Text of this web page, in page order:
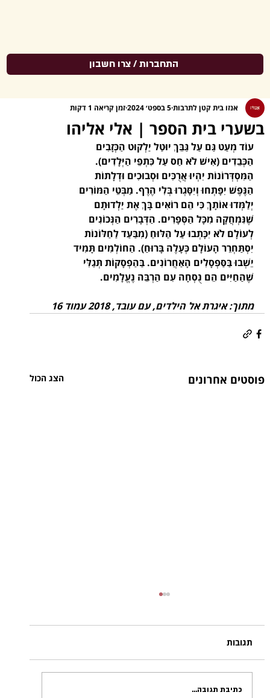
התחברות / צרו חשבון
בשערי בית הספר | אלי אליהו
אנזו בית קטן לתרבות5 בספט׳ 2024 זמן קריאה 1 דקות
עוֹד מְעַט גַּם עַל גַּבֵּךְ יוּטַל יַלְקוּט הַכְּזָבִים
הַכְּבֵדִים (אִישׁ לֹא חַס עַל כִּתְפֵי הַיְּלָדִים).
הַמִּסְדְּרוֹנוֹת יִהְיוּ אֲרֻכִּים וּסְבוּכִים וּדְלָתוֹת
הַנֶּפֶשׁ יִפָּתְחוּ וְיִסָּגְרוּ בְּלִי הֶרֶף. מַבְּטֵי הַמּוֹרִים
יְלַמְּדוּ אוֹתָךְ כִּי הֵם רוֹאִים בָּךְ אֶת יַלְדוּתָם
שֶׁנִּמְחֲקָה מִכָּל הַסְּפָרִים. הַדְּבָרִים הַנְּכוֹנִים
לְעוֹלָם לֹא יִכָּתְבוּ עַל הַלּוּחַ (מִבַּעַד לַחַלּוֹנוֹת
יִסְתַּחְרֵר הָעוֹלָם כְּעָלֶה בָּרוּחַ). הַחוֹלְמִים תָּמִיד
יֵשְׁבוּ בַּסַּפְסָלִים הָאַחֲרוֹנִים. בַּהַפְסָקוֹת תְּגַלִּי
שֶׁהַחַיִּים הֵם נֻסְחָה עִם הַרְבֵּה נֶעֱלָמִים.
מתוך: איגרת אל הילדים, עם עובד, 2018 עמוד 16
פוסטים אחרונים הצג הכול
* בְּקַרְקָעִית כָּל סַל כְּבִיסָה טְמוּנָה אִמָּא טוֹבָה דַּיָּהּ
מתוך: אילה אלבאז, חורים של משמעות פרדס
הוצאה לאור, 2025
תגובות
כתיבת תגובה...